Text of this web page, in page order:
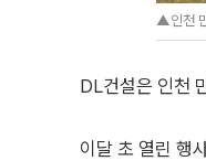
▲인천
DL건설은 인천
이달 초 열린 행